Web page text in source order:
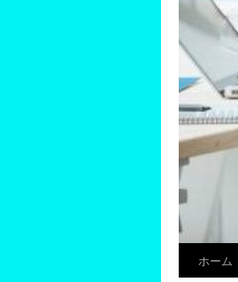
ホーム